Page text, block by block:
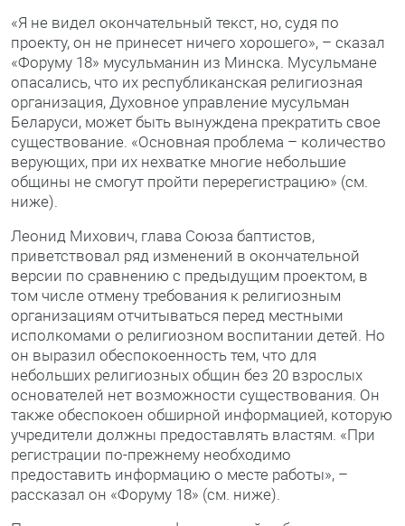
«Я не видел окончательный текст, но, судя по
проекту, он не принесет ничего хорошего», – сказал
«Форуму 18» мусульманин из Минска. Мусульмане
опасались, что их республиканская религиозная
организация, Духовное управление мусульман
Беларуси, может быть вынуждена прекратить свое
существование. «Основная проблема – количество
верующих, при их нехватке многие небольшие
общины не смогут пройти перерегистрацию» (см.
ниже).
Леонид Михович, глава Союза баптистов,
приветствовал ряд изменений в окончательной
версии по сравнению с предыдущим проектом, в
том числе отмену требования к религиозным
организациям отчитываться перед местными
исполкомами о религиозном воспитании детей. Но
он выразил обеспокоенность тем, что для
небольших религиозных общин без 20 взрослых
основателей нет возможности существования. Он
также обеспокоен обширной информацией, которую
учредители должны предоставлять властям. «При
регистрации по-прежнему необходимо
предоставить информацию о месте работы», –
рассказал он «Форуму 18» (см. ниже).